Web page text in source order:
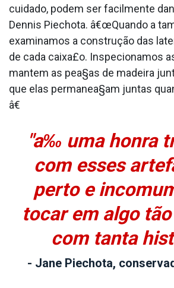
cuidado, podem ser facilmente
Dennis Piechota. â€œQuando a
examinamos a construção das
de cada caixa£o. Inspecionamos
mantem as pea§as de madeira
que elas permanea§am juntas
â€
"a‰ uma honra
com esses
perto e
tocar em algo
com tanta
- Jane Piechota,